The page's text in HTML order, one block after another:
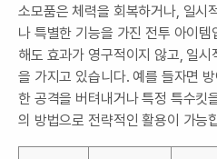
소모품은 체력을 회복하거나, 일시
나 특별한 기능을 가진 전투 아이
해도 효과가 영구적이지 않고, 일
을 가지고 있습니다. 예를 들자면
한 공격을 버텨내거나 특정 특수킷
의 방법으로 전략적인 활용이 가능